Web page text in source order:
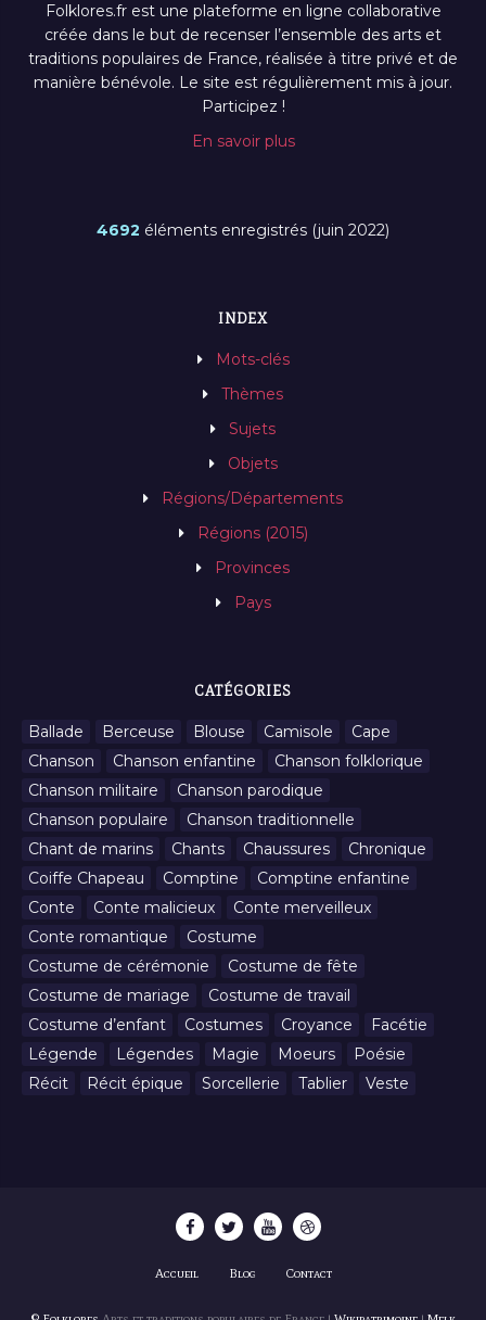
Folklores.fr est une plateforme en ligne collaborative
créée dans le but de recenser l’ensemble des arts et
traditions populaires de France, réalisée à titre privé et de
manière bénévole. Le site est régulièrement mis à jour.
Participez !
En savoir plus
4692 éléments enregistrés (juin 2022)
INDEX
Mots-clés
Thèmes
Sujets
Objets
Régions/Départements
Régions (2015)
Provinces
Pays
CATÉGORIES
Ballade Berceuse Blouse Camisole
Cape
Chanson
Chanson enfantine
Chanson folklorique
Chanson militaire
Chanson parodique
Chanson populaire
Chanson traditionnelle
Chant de marins
Chants Chaussures
Chronique
Coiffe Chapeau
Comptine
Comptine enfantine
Conte
Conte malicieux
Conte merveilleux
Conte romantique
Costume
Costume de cérémonie
Costume de fête
Costume de mariage
Costume de travail
Costume d’enfant
Costumes Croyance
Facétie
Légende
Légendes Magie Moeurs
Poésie
Récit
Récit épique Sorcellerie Tablier Veste
Accueil Blog Contact